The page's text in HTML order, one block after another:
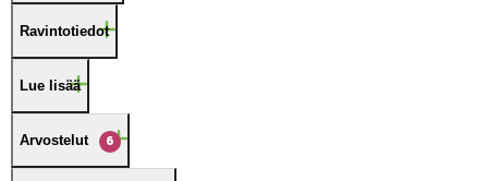
Ravintotiedot
Lue lisää
Arvostelut 6